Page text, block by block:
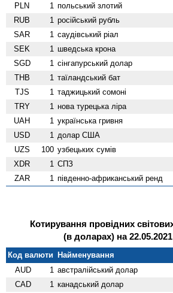
PLN 1 польський злотий
RUB 1 російський рубль
SAR 1 саудівський ріал
SEK 1 шведська крона
SGD 1 сінгапурський долар
THB 1 таїландський бат
TJS 1 таджицький сомоні
TRY 1 нова турецька ліра
UAH 1 українська гривня
USD 1 долар США
UZS 100 узбецьких сумів
XDR 1 СПЗ
ZAR 1 південно-африканський ренд
Котирування провідних
(в доларах) на 22.05.2021
Код валюти Найменування
AUD
1 австралійський долар
CAD 1 канадський долар